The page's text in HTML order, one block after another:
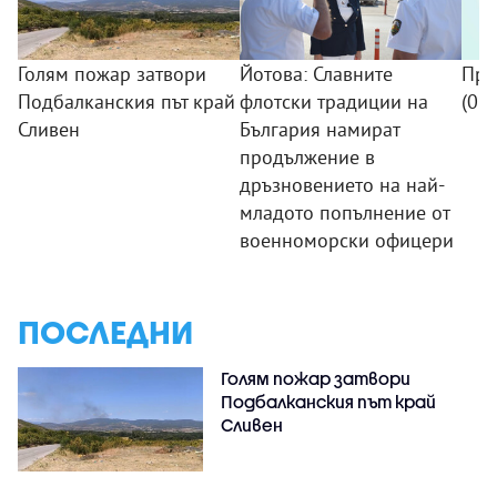
Голям пожар затвори
Подбалканския път край
Сливен
Йотова: Славните
флотски традиции на
България намират
продължение в
дръзновението на най-
младото попълнение от
военноморски офицери
ПОСЛЕДНИ
Голям пожар затвори
Подбалканския път край
Сливен